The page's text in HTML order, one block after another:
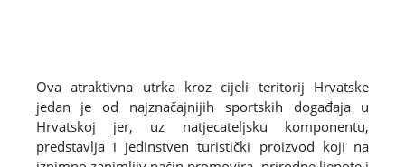
Ova atraktivna utrka kroz cijeli teritorij Hrvatske
jedan je od najznačajnijih sportskih događaja u
Hrvatskoj jer, uz natjecateljsku komponentu,
predstavlja i jedinstven turistički proizvod koji na